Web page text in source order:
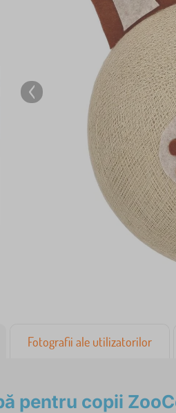
Fotografii ale utilizatorilor
pentru copii